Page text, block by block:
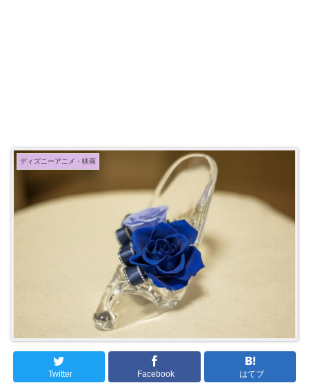
ディズニーアニメ・映画
Twitter Facebook はてブ